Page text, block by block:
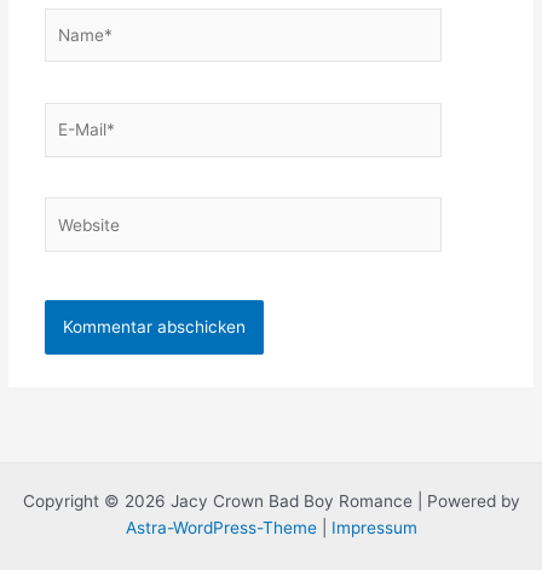
Mail*
Copyright © 2026 Jacy Crown Bad Boy Romance | Powered by
Astra-WordPress-Theme| Impressum